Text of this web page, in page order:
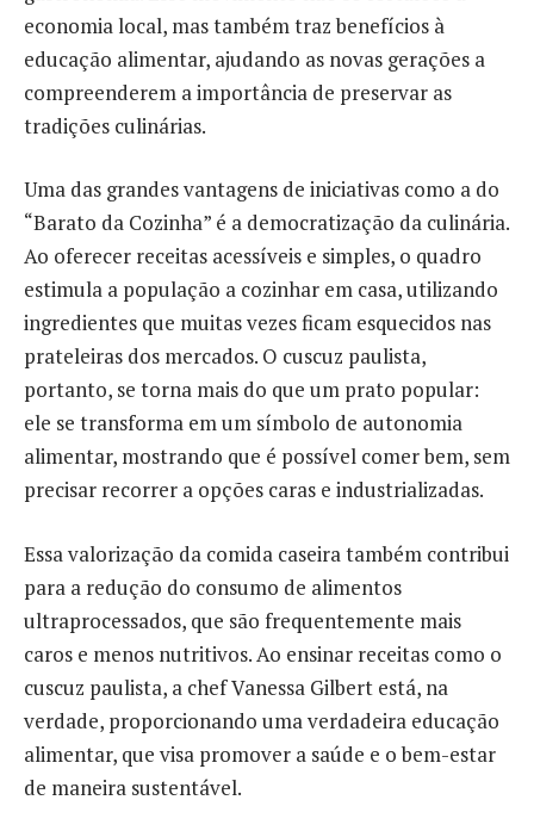
economia local, mas também traz benefícios à
educação alimentar, ajudando as novas gerações a
compreenderem a importância de preservar as
tradições culinárias.
Uma das grandes vantagens de iniciativas como a do
“Barato da Cozinha” é a democratização da culinária.
Ao oferecer receitas acessíveis e simples, o quadro
estimula a população a cozinhar em casa, utilizando
ingredientes que muitas vezes ficam esquecidos nas
prateleiras dos mercados. O cuscuz paulista,
portanto, se torna mais do que um prato popular:
ele se transforma em um símbolo de autonomia
alimentar, mostrando que é possível comer bem, sem
precisar recorrer a opções caras e industrializadas.
Essa valorização da comida caseira também contribui
para a redução do consumo de alimentos
ultraprocessados, que são frequentemente mais
caros e menos nutritivos. Ao ensinar receitas como o
cuscuz paulista, a chef Vanessa Gilbert está, na
verdade, proporcionando uma verdadeira educação
alimentar, que visa promover a saúde e o bem-estar
de maneira sustentável.